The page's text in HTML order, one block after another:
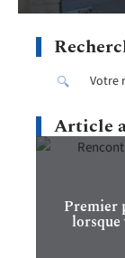
Article
Premier